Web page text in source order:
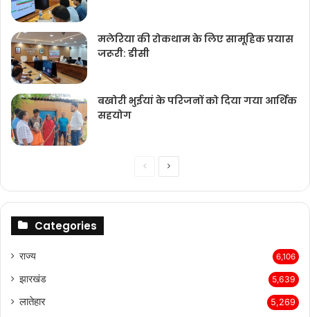
मलेरिया की रोकथाम के लिए सामूहिक प्रयास
जरूरी: डीसी
बखोरी भुईयां के परिजनों को दिया गया आर्थिक
सहयोग
PreviousNext
Categories
राज्‍य 6,106
झारखंड 5,639
लातेहार 5,269